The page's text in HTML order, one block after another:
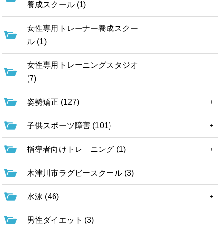
養成スクール (1)
女性専用トレーナー養成スクー
ル (1)
女性専用トレーニングスタジオ
(7)
姿勢矯正 (127)
子供スポーツ障害 (101)
指導者向けトレーニング (1)
木津川市ラグビースクール (3)
水泳 (46)
男性ダイエット (3)